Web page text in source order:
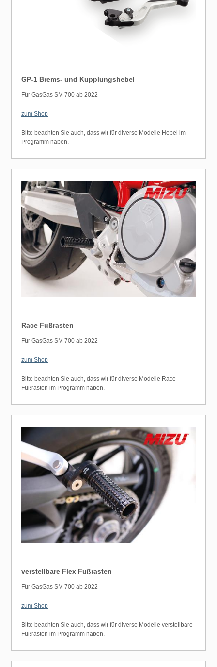
GP-1 Brems- und Kupplungshebel
Für GasGas SM 700 ab 2022
zum Shop
Bitte beachten Sie auch, dass wir für diverse Modelle Hebel im
Programm haben.
Race Fußrasten
Für GasGas SM 700 ab 2022
zum Shop
Bitte beachten Sie auch, dass wir für diverse Modelle Race
Fußrasten im Programm haben.
verstellbare Flex Fußrasten
Für GasGas SM 700 ab 2022
zum Shop
Bitte beachten Sie auch, dass wir für diverse Modelle verstellbare
Fußrasten im Programm haben.